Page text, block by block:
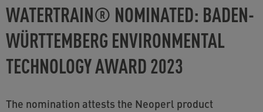
WATERTRAIN® NOMINATED: BADEN-
WÜRTTEMBERG ENVIRONMENTAL
TECHNOLOGY AWARD 2023
The nomination attests the Neoperl product